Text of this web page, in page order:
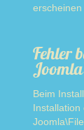
erscheinen
Fehler
Beim
Installation